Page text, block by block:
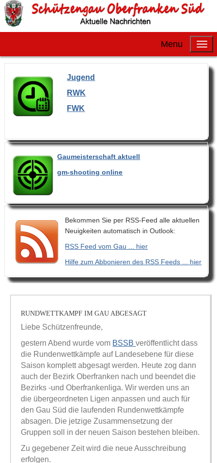
Menu
Jugend
RWK
FWK
Gaumeisterschaft aktuell
gm-shooting online
Bekommen Sie per RSS-Feed alle aktuellen
Neuigkeiten automatisch in Outlook:
RSS Feed vom Gau ... hier
Hilfe zum Abbonieren des RSS Feeds ... hier
RUNDWETTKAMPF IM GAU ABGESAGT
Liebe Schützenfreunde,
gestern Abend wurde vom BSSBveröffentlicht dass
die Rundenwettkämpfe auf Landesebene für diese
Saison komplett abgesagt werden. Heute zog dann
auch der Bezirk Oberfranken nach und beendet die
Bezirks -und Oberfrankenliga. Wir werden uns an
die übergeordneten Ligen anpassen und auch für
den Gau Süd die laufenden Rundenwettkämpfe
absagen. Die jetzige Zusammensetzung der
Gruppen soll in der neuen Saison bestehen bleiben.
Zu gegebener Zeit wird die neue Ausschreibung
erfolgen.